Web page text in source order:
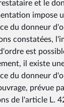
et le
impose
du donneur
constatées,
est
il existe
du donneur
prévue
de l'article L.